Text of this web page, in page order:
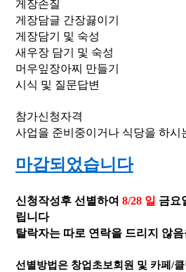
게장손질
게장담글 간장끓이기
게장담기 및 숙성
새우장 담기 및 숙성
머우잎장아찌 만들기
시식 및 질문답변
참가신청자격
사업을 준비중이거나 식당을 하시
마감되었습니다
신청작성후 선별하여 8/28 일 금요
립니다
탈락자는 따로 연락을 드리지 않
선별방법은 창업초보회원 및 카페/